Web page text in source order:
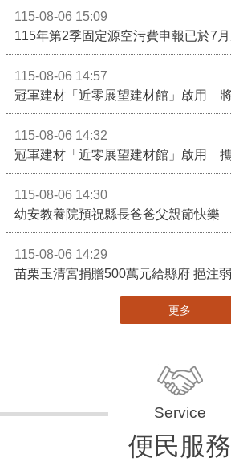
115-08-06 15:09
115-08-06 14:57
115-08-06 14:32
115-08-06 14:30
幼安教養院預祝縣長爸爸父親節快樂
115-08-06 14:29
更多
便民服務